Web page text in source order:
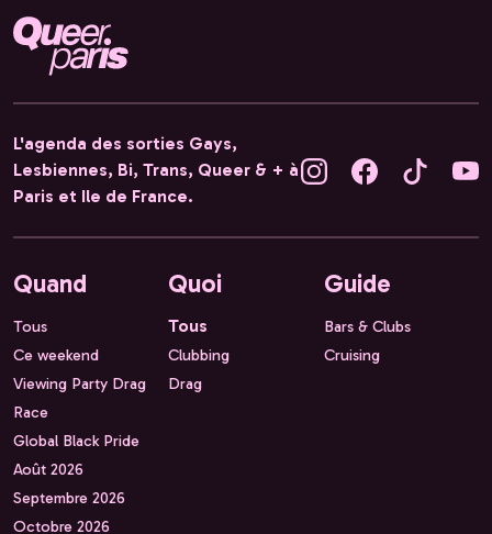
L'agenda des sorties Gays,
Lesbiennes, Bi, Trans, Queer & + à
Paris et Ile de France.
Quand
Tous
Ce weekend
Viewing Party Drag
Race
Global Black Pride
Août 2026
Septembre 2026
Octobre 2026
Quoi
Tous
Clubbing
Drag
Guide
Bars & Clubs
Cruising